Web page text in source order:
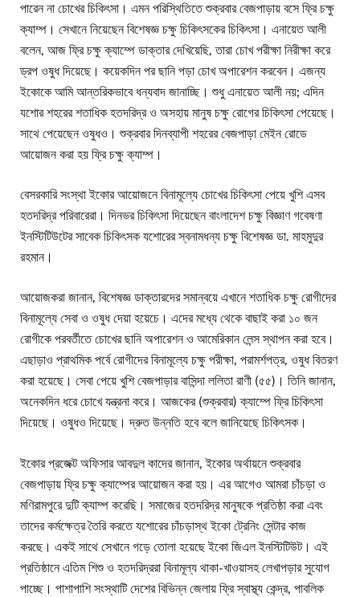
পারেন না চোখের চিকিৎসা। এমন পরিস্থিতিতে শুক্রবার বেজপাড়ায় বসে ফ্রি চক্ষু
ক্যাম্প। সেখানে নিয়েছেন বিশেষজ্ঞ চক্ষু চিকিৎসকের চিকিৎসা। এনায়েত আলী
বলেন, আজ ফ্রি চক্ষু ক্যাম্পে ডাক্তার দেখিয়েছি, তারা চোখ পরীক্ষা নিরীক্ষা করে
ড্রপ ওষুধ দিয়েছে। কয়েকদিন পর ছানি পড়া চোখ অপারেশন করবেন। এজন্য
ইকোকে আমি আন্তরিকভাবে ধন্যবাদ জানাচ্ছি। শুধু এনায়েত আলী নয়; এদিন
যশোর শহরের শতাধিক হতদরিদ্র ও অসহায় মানুষ চক্ষু রোগের চিকিৎসা পেয়েছে।
সাথে পেয়েছেন ওষুধও। শুক্রবার দিনব্যাপী শহরের বেজপাড়া মেইন রোডে
আয়োজন করা হয় ফ্রি চক্ষু ক্যাম্প।
বেসরকারি সংস্থা ইকোর আয়োজনে বিনামূল্যে চোখের চিকিৎসা পেয়ে খুশি এসব
হতদরিদ্র পরিবারেরা। দিনভর চিকিৎসা দিয়েছেন বাংলাদেশ চক্ষু বিজ্ঞাণ গবেষণা
ইনস্টিটিউটের সাবেক চিকিৎসক যশোরের স্বনামধন্য চক্ষু বিশেষজ্ঞ ডা. মাহমুদুর
রহমান।
আয়োজকরা জানান, বিশেষজ্ঞ ডাক্তারদের সমান্বয়ে এখানে শতাধিক চক্ষু রোগীদের
বিনামূল্যে সেবা ও ওষুধ দেয়া হয়েচে। এদের মধ্যে থেকে বাছাই করা ১০ জন
রোগীকে পরবর্তীতে চোখের ছানি অপারেশন ও আমেরিকান লেন্স স্থাপন করা হবে।
এছাড়াও প্রাথমিক পর্বে রোগীদের বিনামূল্যে চক্ষু পরীক্ষা, পরামর্শপত্র, ওষুধ বিতরণ
করা হয়েছে। সেবা পেয়ে খুশি বেজপাড়ার বাসিন্দা ললিতা রাণী (৫৫)। তিনি জানান,
অনেকদিন ধরে চোখে যন্ত্রনা করে। আজকের (শুক্রবার) ক্যাম্পে ফ্রি চিকিৎসা
দিয়েছে। ওষুধও দিয়েছে। দ্রুত উন্নতি হবে বলে জানিয়েছে চিকিৎসক।
ইকোর প্রজেক্ট অফিসার আবদুল কাদের জানান, ইকোর অর্থায়নে শুক্রবার
বেজপাড়ায় ফ্রি চক্ষু ক্যাম্পের আয়োজন করা হয়। এর আগেও আমরা চাঁচড়া ও
মণিরামপুরে দুটি ক্যাম্প করেছি। সমাজের হতদরিদ্র মানুষকে প্রতিষ্ঠা করা এবং
তাদের কর্মক্ষেত্র তৈরি করতে যশোরের চাঁচড়াস্থ ইকো ট্রেনিং সেন্টার কাজ
করছে। একই সাথে সেখানে গড়ে তোলা হয়েছে ইকো জিএল ইনস্টিটিউট। এই
প্রতিষ্ঠানে এতিম শিশু ও হতদরিদ্ররা বিনামূল্য থাকা-খাওয়াসহ লেখাপড়ার সুযোগ
পাচ্ছে। পাশাপাশি সংস্থাটি দেশের বিভিন্ন জেলায় ফ্রি স্বাস্থ্য কেন্দ্র, পাবলিক